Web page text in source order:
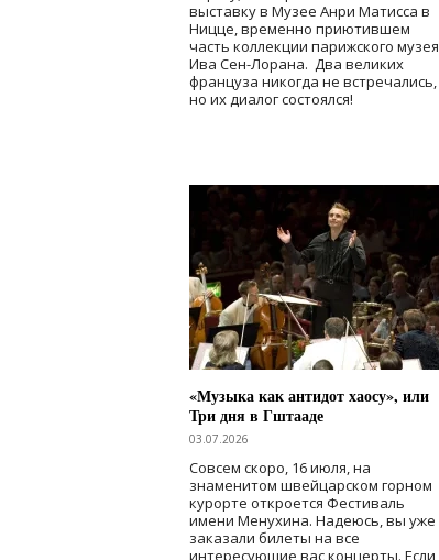
выставку в Музее Анри Матисса в
Ницце, временно приютившем
часть коллекции парижского музея
Ива Сен-Лорана. Два великих
француза никогда не встречались,
но их диалог состоялся!
«Музыка как антидот хаосу», или
Три дня в Гштааде
03.07.2026
Совсем скоро, 16 июля, на
знаменитом швейцарском горном
курорте откроется Фестиваль
имени Менухина. Надеюсь, вы уже
заказали билеты на все
интересующие вас концерты. Если